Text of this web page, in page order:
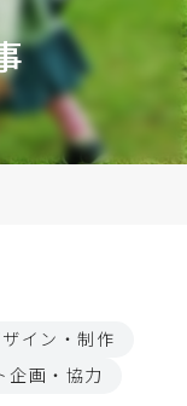
イン・制作
企画・協力